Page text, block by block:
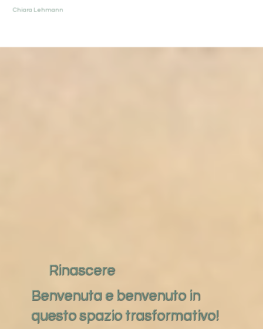
Chiara Lehmann
Rinascere
Benvenuta e benvenuto in
questo spazio trasformativo!